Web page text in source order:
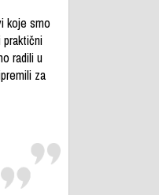
koje smo
praktični
radili u
za